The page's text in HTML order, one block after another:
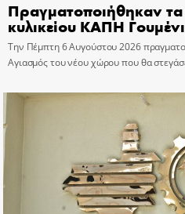
Πραγματοποιήθηκαν τα
κυλικείου ΚΑΠΗ
Την Πέμπτη 6 Αυγούστου 2026
Αγιασμός του νέου χώρου που θα